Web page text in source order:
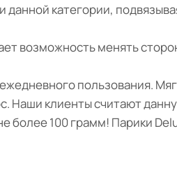
категории,
возможность менять
пользования.
Наши клиенты считают
более 100 грамм! Парики